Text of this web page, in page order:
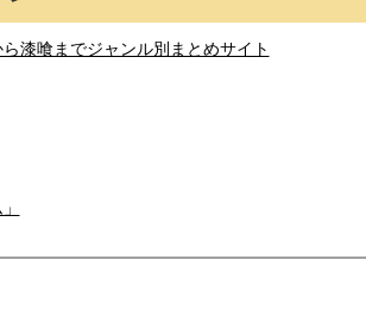
漆喰までジャンル別まとめサイト